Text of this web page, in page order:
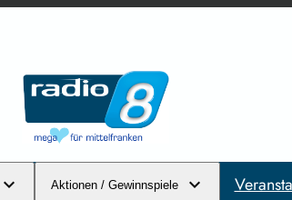
Aktionen / Gewinnspiele